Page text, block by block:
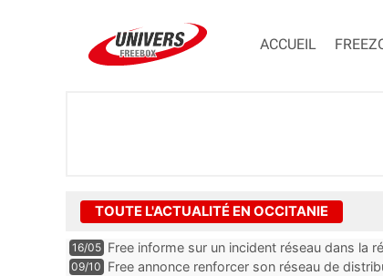
ACCUEIL
TOUTE L'ACTUALITÉ EN OCCITANIE
16/05 Free informe sur un incident réseau dans la
09/10 Free annonce renforcer son réseau de